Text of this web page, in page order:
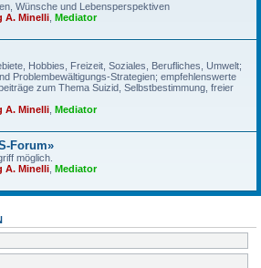
Wünsche und Lebensperspektiven
A. Minelli Mediator
Hobbies, Freizeit, Soziales, Berufliches, Umwelt;
Problembewältigungs-Strategien; empfehlenswerte
zum Thema Suizid, Selbstbestimmung, freier
A. Minelli Mediator
Forum»
möglich.
A. Minelli Mediator